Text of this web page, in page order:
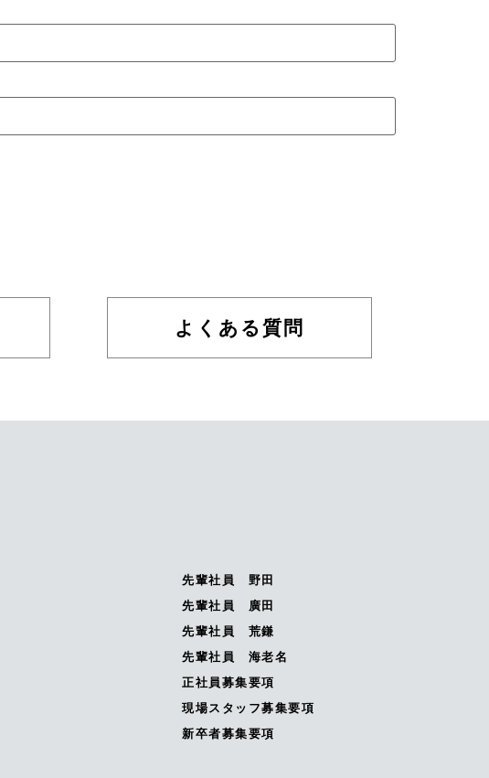
よくある質問
先輩社員 野田
先輩社員 廣田
先輩社員 荒鎌
先輩社員 海老名
正社員募集要項
現場スタッフ募集要項
新卒者募集要項